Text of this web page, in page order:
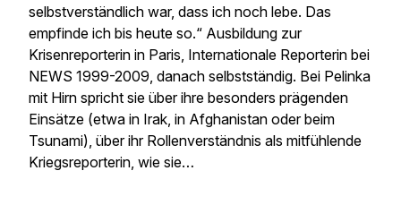
selbstverständlich war, dass ich noch lebe. Das
empfinde ich bis heute so.“ Ausbildung zur
Krisenreporterin in Paris, Internationale Reporterin bei
NEWS 1999-2009, danach selbstständig. Bei Pelinka
mit Hirn spricht sie über ihre besonders prägenden
Einsätze (etwa in Irak, in Afghanistan oder beim
Tsunami), über ihr Rollenverständnis als mitfühlende
Kriegsreporterin, wie sie…